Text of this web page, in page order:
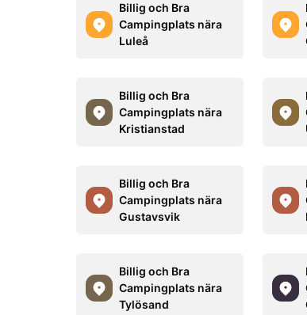
Billig och Bra
Campingplats nära
Luleå
Billig och Bra
Campingplats nära
Kristianstad
Billig och Bra
Campingplats nära
Gustavsvik
Billig och Bra
Campingplats nära
Tylösand